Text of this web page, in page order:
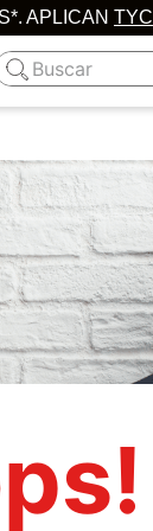
APLICAN TYC